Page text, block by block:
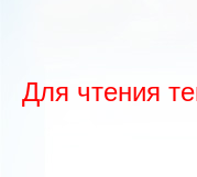
Для чтения